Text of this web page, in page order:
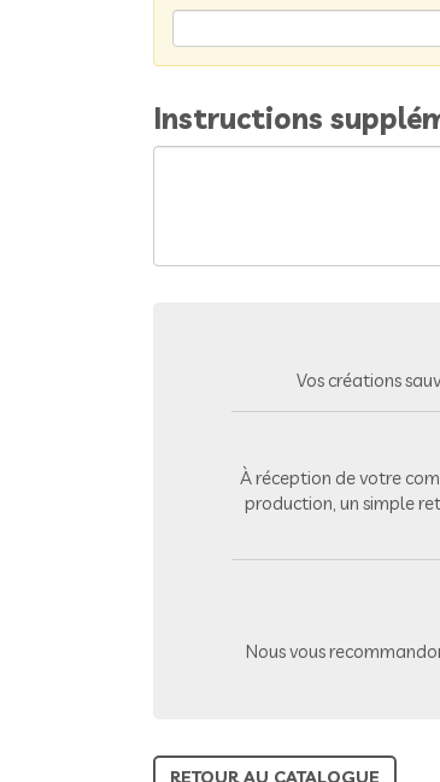
Instructions
Vos créations
À réception de votre
production, un simple
Nous vous
RETOUR AU CATALOGUE